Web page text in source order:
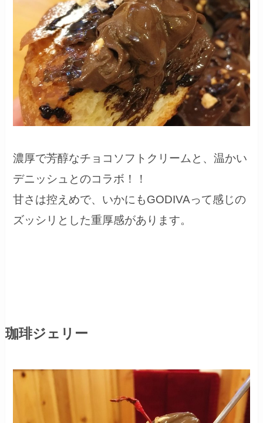
濃厚で芳醇なチョコソフトクリームと、温かい
デニッシュとのコラボ！！
甘さは控えめで、いかにもGODIVAって感じの
ズッシリとした重厚感があります。
珈琲ジェリー